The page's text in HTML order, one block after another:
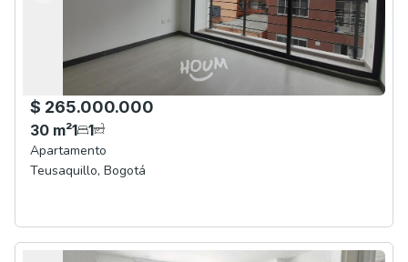
$ 265.000.000
30 m²1 1
Apartamento
Teusaquillo, Bogotá